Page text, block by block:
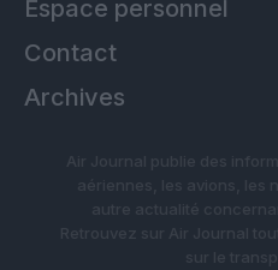
Espace personnel
Contact
Archives